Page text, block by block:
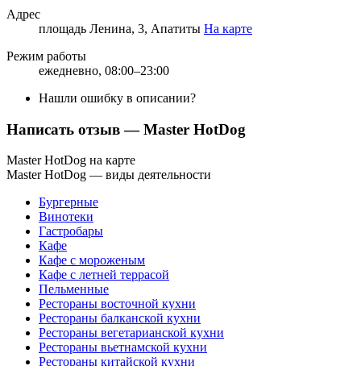
Адрес
площадь Ленина, 3, Апатиты На карте
Режим работы
ежедневно, 08:00–23:00
Нашли ошибку в описании?
Написать отзыв— Master HotDog
Master HotDog на карте
Master HotDog — виды деятельности
Бургерные
Винотеки
Гастробары
Кафе
Кафе с мороженым
Кафе с летней террасой
Пельменные
Рестораны восточной кухни
Рестораны балканской кухни
Рестораны вегетарианской кухни
Рестораны вьетнамской кухни
Рестораны китайской кухни